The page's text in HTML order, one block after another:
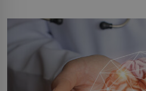
o pomoc, co se hlídání týče.